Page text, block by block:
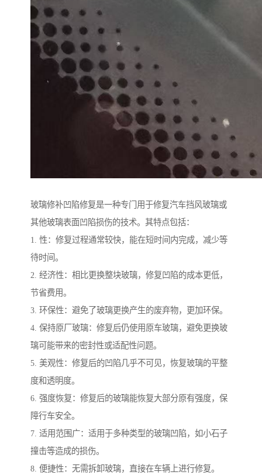
玻璃修补凹陷修复是一种专门用于修复汽车挡风玻璃或
其他玻璃表面凹陷损伤的技术。其特点包括：
1. 性：修复过程通常较快，能在短时间内完成，减少等
待时间。
2. 经济性：相比更换整块玻璃，修复凹陷的成本更低，
节省费用。
3. 环保性：避免了玻璃更换产生的废弃物，更加环保。
4. 保持原厂玻璃：修复后仍使用原车玻璃，避免更换玻
璃可能带来的密封性或适配性问题。
5. 美观性：修复后的凹陷几乎不可见，恢复玻璃的平整
度和透明度。
6. 强度恢复：修复后的玻璃能恢复大部分原有强度，保
障行车安全。
7. 适用范围广：适用于多种类型的玻璃凹陷，如小石子
撞击等造成的损伤。
8. 便捷性：无需拆卸玻璃，直接在车辆上进行修复。